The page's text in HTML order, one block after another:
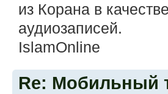
из Корана в
аудиозаписей.
IslamOnline
Re: Мобильный